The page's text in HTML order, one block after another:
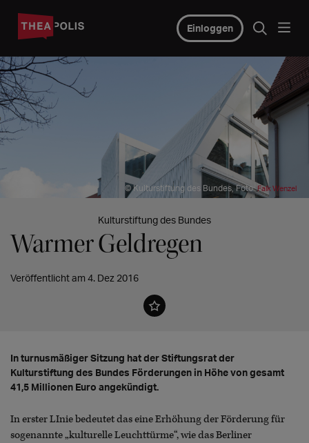
Einloggen
© Kulturstiftung des Bundes, Foto:Falk Wenzel
Kulturstiftung des Bundes
Warmer Geldregen
Veröffentlicht am 4. Dez 2016
In turnusmäßiger Sitzung hat der Stiftungsrat der
Kulturstiftung des Bundes Förderungen in Höhe von gesamt
41,5 Millionen Euro angekündigt.
In erster LInie bedeutet das eine Erhöhung der Förderung für
sogenannte „kulturelle Leuchttürme“, wie das Berliner